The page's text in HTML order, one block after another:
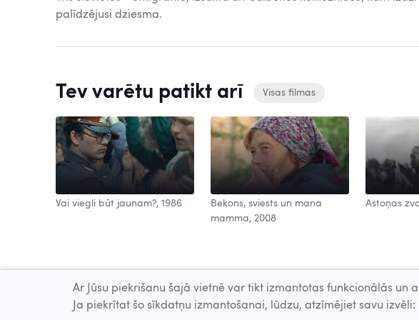
palīdzējusi dziesma.
Tev varētu patikt arī Visas filmas
Vai viegli būt jaunam?, 1986
Bekons, sviests un mana
mamma, 2008
Astoņas
Ar Jūsu piekrišanu šajā vietnē var tikt izmantotas funkcionālās un
Ja piekrītat šo sīkdatņu izmantošanai, lūdzu, atzīmējiet savu izvēli: